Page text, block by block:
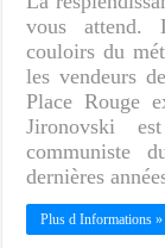
vous attend.
couloirs du
les vendeurs
Place Rouge
Jironovski
communiste
dernières
Plus d Informations »